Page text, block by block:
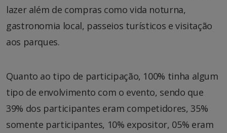
lazer além de compras como vida noturna,
gastronomia local, passeios turísticos e visitação
aos parques.
Quanto ao tipo de participação, 100% tinha algum
tipo de envolvimento com o evento, sendo que
39% dos participantes eram competidores, 35%
somente participantes, 10% expositor, 05% eram